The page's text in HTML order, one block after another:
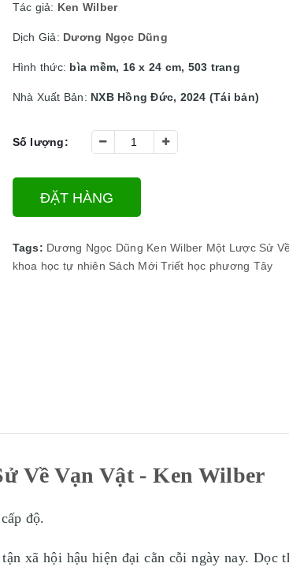
Tác giả: Ken Wilber
Dịch Giả: Dương Ngọc Dũng
Hình thức: bìa mềm, 16 x 24 cm, 503 trang
Nhà Xuất Bản: NXB Hồng Đức, 2024 (Tái bản)
Số lượng:
ĐẶT HÀNG
Tags: Dương Ngọc Dũng Ken Wilber Một Lược Sử
khoa học tự nhiên Sách Mới Triết học phương Tây
Về Vạn Vật - Ken Wilber
độ.
xã hội hậu hiện đại cằn cỗi ngày nay. Dọc